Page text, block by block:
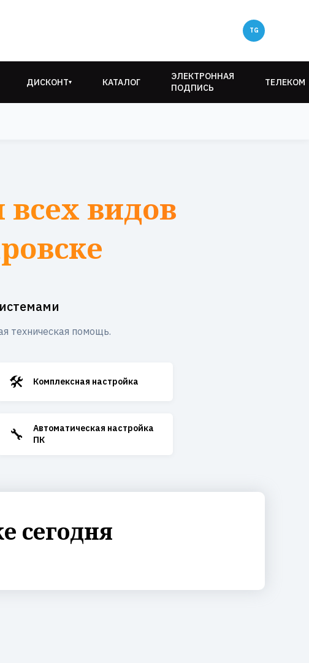
ДИСКОНТ▾ КАТАЛОГ
ЭЛЕКТРОННАЯ
ПОДПИСЬ
ТЕЛЕКОМ
видов
техническая помощь.
🛠️ Комплексная настройка
🔧
Автоматическая настройка
ПК
сегодня